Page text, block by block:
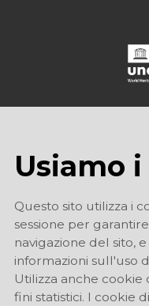
Usiamo
Questo sito utilizza i
sessione per
navigazione del sito,
informazioni sull'uso
Utilizza anche
fini statistici. I cookie